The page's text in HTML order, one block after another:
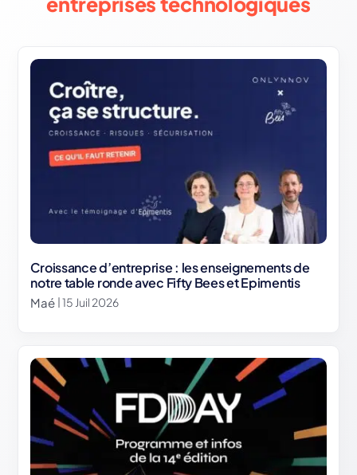
Croissance d’entreprise : les enseignements de
notre table ronde avec Fifty Bees et Epimentis
Maé | 15 Juil 2026